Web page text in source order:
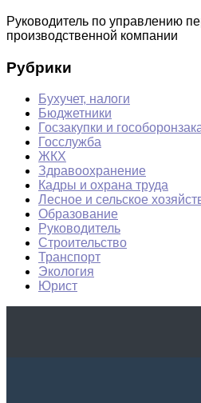
Руководитель по управлению
производственной компании
Рубрики
Бухучет, налоги
Бюджетники
Госзакупки и
Госслужба
ЖКХ
Здравоохранение
Кадры и охрана труда
Лесное и сельское
Образование
Руководитель
Строительство
Транспорт
Экология
Юрист